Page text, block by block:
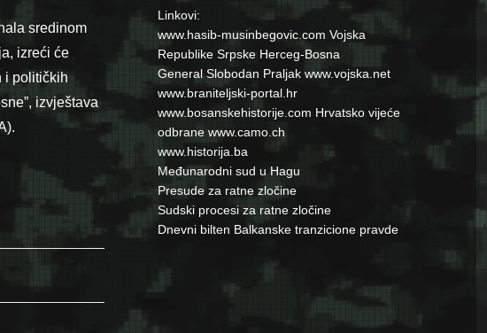
sredinom
izreći će
i političkih
izvještava
biti proglašena agresorom na BiH?”
Linkovi:
www.hasib-musinbegovic.com Vojska
Republike Srpske Herceg-Bosna
General Slobodan Praljak www.vojska.net
www.braniteljski-portal.hr
www.bosanskehistorije.com Hrvatsko vijeće
odbrane www.camo.ch
www.historija.ba
Međunarodni sud u Hagu
Presude za ratne zločine
Sudski procesi za ratne zločine
Dnevni bilten Balkanske tranzicione pravde